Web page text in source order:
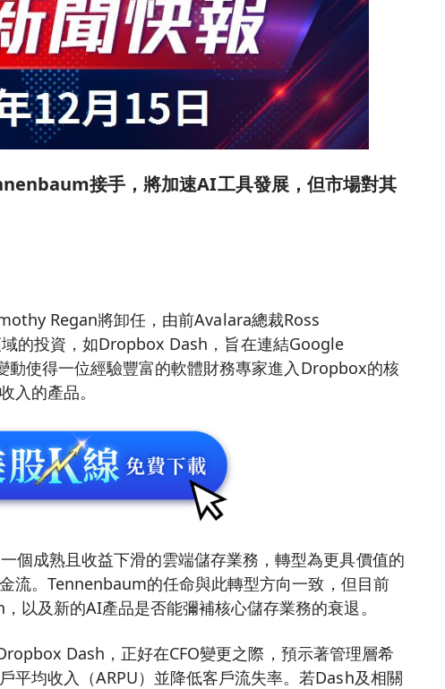
接手，將加速AI工具發展，但市場對其
Regan將卸任，由前Avalara總裁Ross
的投資，如Dropbox Dash，旨在連結Google
使得一位經驗豐富的軟體財務專家進入Dropbox的核
入的產品。
個成熟且收益下滑的雲端儲存業務，轉型為更具價值的
流。Tennenbaum的任命與此轉型方向一致，但目前
以及新的AI產品是否能彌補核心儲存業務的衰退。
Dash，正好在CFO變更之際，預示著管理層希
平均收入（ARPU）並降低客戶流失率。若Dash及相關